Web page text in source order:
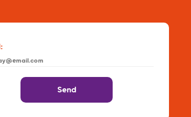
Send